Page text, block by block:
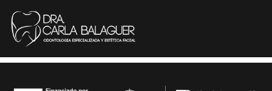
CATEGORY:
CATEGORIZAR